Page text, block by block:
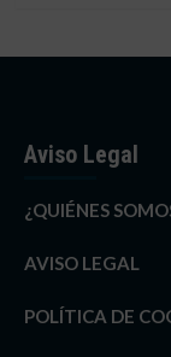
Aviso Legal
¿QUIÉNES
AVISO LEGAL
POLÍTICA DE